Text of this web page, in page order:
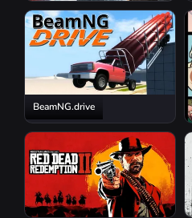
Resident Evil Requiem
BeamNG.drive